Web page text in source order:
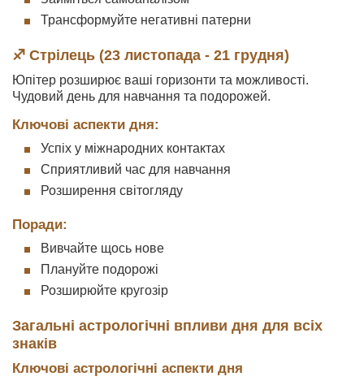
Трансформуйте негативні патерни
♐ Стрілець (23 листопада - 21 грудня)
Юпітер розширює ваші горизонти та можливості.
Чудовий день для навчання та подорожей.
Ключові аспекти дня:
Успіх у міжнародних контактах
Сприятливий час для навчання
Розширення світогляду
Поради:
Вивчайте щось нове
Плануйте подорожі
Розширюйте кругозір
Загальні астрологічні впливи дня для всіх
знаків
Ключові астрологічні аспекти дня